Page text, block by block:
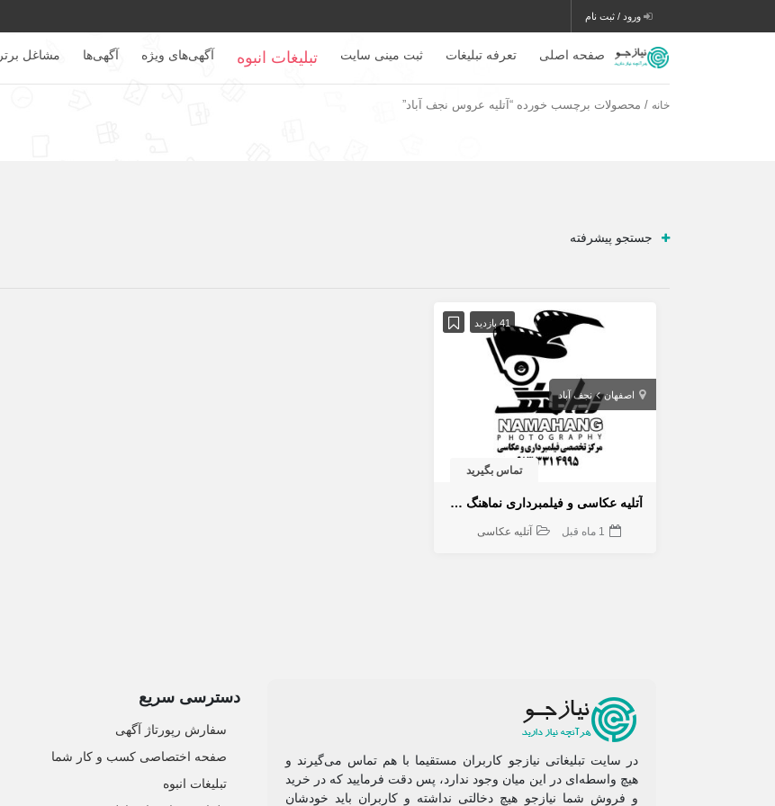
ورود / ثبت نام
صفحه اصلی تعرفه تبلیغات ثبت مینی سایت تبلیغات انبوه آگهی‌های ویژه آگهی‌ها مشاغل برتر
خانه / محصولات برچسب خورده “آتلیه عروس نجف آباد”
جستجو پیشرفته
41 بازدید
اصفهان نجف آباد
تماس بگیرید
آتلیه عکاسی و فیلمبرداری نماهنگ در نجف‌آباد ویژه عروس و داماد
1 ماه قبل آتلیه عکاسی
در سایت تبلیغاتی نیازجو کاربران مستقیما با هم تماس می‌گیرند و
هیچ واسطه‌ای در این میان وجود ندارد، پس دقت فرمایید که در خرید
و فروشِ شما نیازجو هیچ دخالتی نداشته و کاربران باید خودشان
دسترسی سریع
سفارش رپورتاژ آگهی
صفحه اختصاصی کسب و کار شما
تبلیغات انبوه